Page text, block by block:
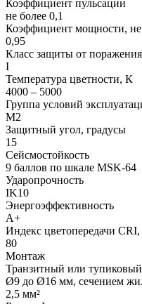
Коэффициент пульсации
не более 0,1
Коэффициент мощности,
0,95
Класс защиты от
I
Температура цветности, К
4000 – 5000
Группа условий
М2
Защитный угол, градусы
15
Сейсмостойкость
9 баллов по шкале МSK-64
Ударопрочность
IK10
Энергоэффективность
А+
Индекс цветопередачи
80
Монтаж
Транзитный или
Ø9 до Ø16 мм, сечением
2,5 мм²